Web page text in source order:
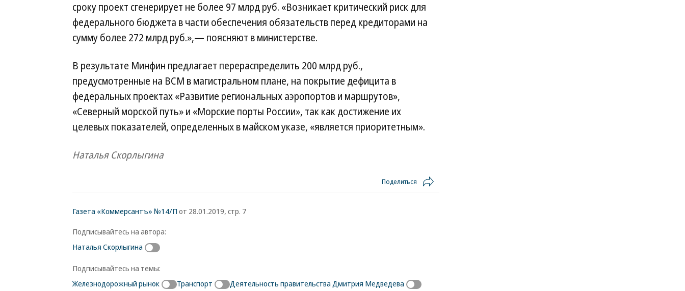
сроку проект сгенерирует не более 97 млрд руб. «Возникает критический риск для
федерального бюджета в части обеспечения обязательств перед кредиторами на
сумму более 272 млрд руб.»,— поясняют в министерстве.
В результате Минфин предлагает перераспределить 200 млрд руб.,
предусмотренные на ВСМ в магистральном плане, на покрытие дефицита в
федеральных проектах «Развитие региональных аэропортов и маршрутов»,
«Северный морской путь» и «Морские порты России», так как достижение их
целевых показателей, определенных в майском указе, «является приоритетным».
Наталья Скорлыгина
Поделиться
Газета «Коммерсантъ» №14/П от 28.01.2019, стр. 7
Подписывайтесь на автора:
Наталья Скорлыгина
Подписывайтесь на темы:
Железнодорожный рынок
Транспорт Деятельность правительства Дмитрия Медведева